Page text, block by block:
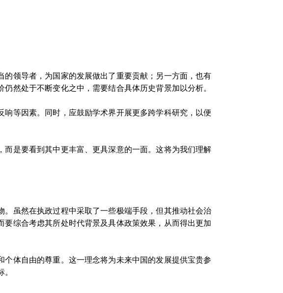
领导者，为国家的发展做出了重要贡献；另一方面，也有
然处于不断变化之中，需要结合具体历史背景加以分析。
等因素。同时，应鼓励学术界开展更多跨学科研究，以便
是要看到其中更丰富、更具深意的一面。这将为我们理解
虽然在执政过程中采取了一些极端手段，但其推动社会治
综合考虑其所处时代背景及具体政策效果，从而得出更加
体自由的尊重。这一理念将为未来中国的发展提供宝贵参